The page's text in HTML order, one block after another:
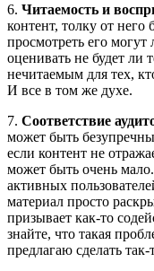
6. Читаемость и
контент, толку от него
просмотреть его
оценивать не будет
нечитаемым для тех,
И все в том же духе.
7. Соответствие
может быть
если контент не
может быть очень
активных
материал просто
призывает как-то
знайте, что такая
предлагаю сделать